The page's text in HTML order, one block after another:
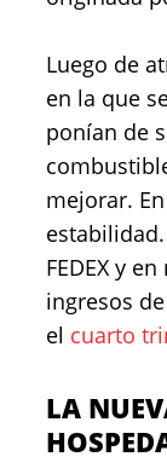
Luego de
en la que
ponían de
mejorar.
FEDEX y
ingresos
el cuarto
LA